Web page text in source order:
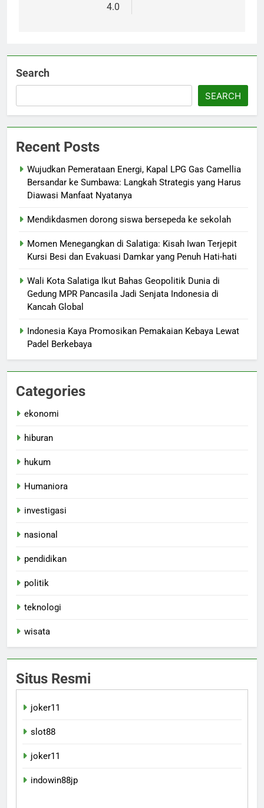
4.0
Search
SEARCH
Recent Posts
Wujudkan Pemerataan Energi, Kapal LPG Gas Camellia
Bersandar ke Sumbawa: Langkah Strategis yang Harus
Diawasi Manfaat Nyatanya
Mendikdasmen dorong siswa bersepeda ke sekolah
Momen Menegangkan di Salatiga: Kisah Iwan Terjepit
Kursi Besi dan Evakuasi Damkar yang Penuh Hati-hati
Wali Kota Salatiga Ikut Bahas Geopolitik Dunia di
Gedung MPR Pancasila Jadi Senjata Indonesia di
Kancah Global
Indonesia Kaya Promosikan Pemakaian Kebaya Lewat
Padel Berkebaya
Categories
ekonomi
hiburan
hukum
Humaniora
investigasi
nasional
pendidikan
politik
teknologi
wisata
Situs Resmi
joker11
slot88
joker11
indowin88jp